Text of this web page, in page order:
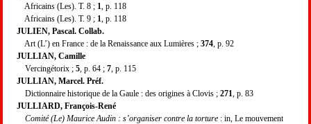
Africains (Les). T. 8 ; 1 , p. 118
Africains (Les). T. 9 ; 1 , p. 118
JULIEN, Pascal. Collab.
Art (L’) en France : de la Renaissance aux Lumières ; 374 , p. 92
JULLIAN, Camille
Vercingétorix ; 5 , p. 64 ; 7 , p. 115
JULLIAN, Marcel. Préf.
Dictionnaire historique de la Gaule : des origines à Clovis ; 271 , p. 83
JULLIARD, François-René
Comité (Le) Maurice Audin : s’organiser contre la torture : in, Le mouvement